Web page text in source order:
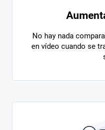
No hay nada
en vídeo cuando se